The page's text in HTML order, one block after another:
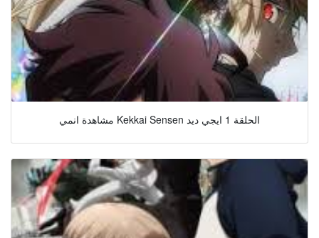
مشاهدة انمي Kekkai Sensen الحلقة 1 ايجي ديد